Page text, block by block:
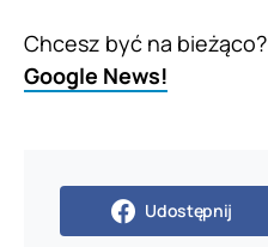
Chcesz być na bieżąco?
Google News!
Udostępnij